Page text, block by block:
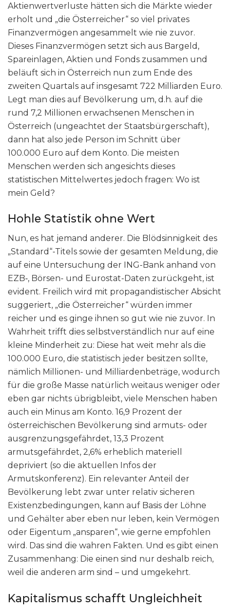
Aktienwertverluste hätten sich die Märkte wieder
erholt und „die Österreicher“ so viel privates
Finanzvermögen angesammelt wie nie zuvor.
Dieses Finanzvermögen setzt sich aus Bargeld,
Spareinlagen, Aktien und Fonds zusammen und
beläuft sich in Österreich nun zum Ende des
zweiten Quartals auf insgesamt 722 Milliarden Euro.
Legt man dies auf Bevölkerung um, d.h. auf die
rund 7,2 Millionen erwachsenen Menschen in
Österreich (ungeachtet der Staatsbürgerschaft),
dann hat also jede Person im Schnitt über
100.000 Euro auf dem Konto. Die meisten
Menschen werden sich angesichts dieses
statistischen Mittelwertes jedoch fragen: Wo ist
mein Geld?
Hohle Statistik ohne Wert
Nun, es hat jemand anderer. Die Blödsinnigkeit des
„Standard“-Titels sowie der gesamten Meldung, die
auf eine Untersuchung der ING-Bank anhand von
EZB‑, Börsen- und Eurostat-Daten zurückgeht, ist
evident. Freilich wird mit propagandistischer Absicht
suggeriert, „die Österreicher“ würden immer
reicher und es ginge ihnen so gut wie nie zuvor. In
Wahrheit trifft dies selbstverständlich nur auf eine
kleine Minderheit zu: Diese hat weit mehr als die
100.000 Euro, die statistisch jeder besitzen sollte,
nämlich Millionen- und Milliardenbeträge, wodurch
für die große Masse natürlich weitaus weniger oder
eben gar nichts übrigbleibt, viele Menschen haben
auch ein Minus am Konto. 16,9 Prozent der
österreichischen Bevölkerung sind armuts- oder
ausgrenzungsgefährdet, 13,3 Prozent
armutsgefährdet, 2,6% erheblich materiell
depriviert (so die aktuellen Infos der
Armutskonferenz). Ein relevanter Anteil der
Bevölkerung lebt zwar unter relativ sicheren
Existenzbedingungen, kann auf Basis der Löhne
und Gehälter aber eben nur leben, kein Vermögen
oder Eigentum „ansparen“, wie gerne empfohlen
wird. Das sind die wahren Fakten. Und es gibt einen
Zusammenhang: Die einen sind nur deshalb reich,
weil die anderen arm sind – und umgekehrt.
Kapitalismus schafft Ungleichheit